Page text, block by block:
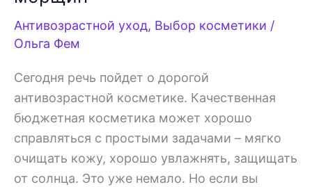
Антивозрастной уход, Выбор косметики /
Ольга Фем
Сегодня речь пойдет о дорогой
антивозрастной косметике. Качественная
бюджетная косметика может хорошо
справляться с простыми задачами – мягко
очищать кожу, хорошо увлажнять, защищать
от солнца. Это уже немало. Но если вы